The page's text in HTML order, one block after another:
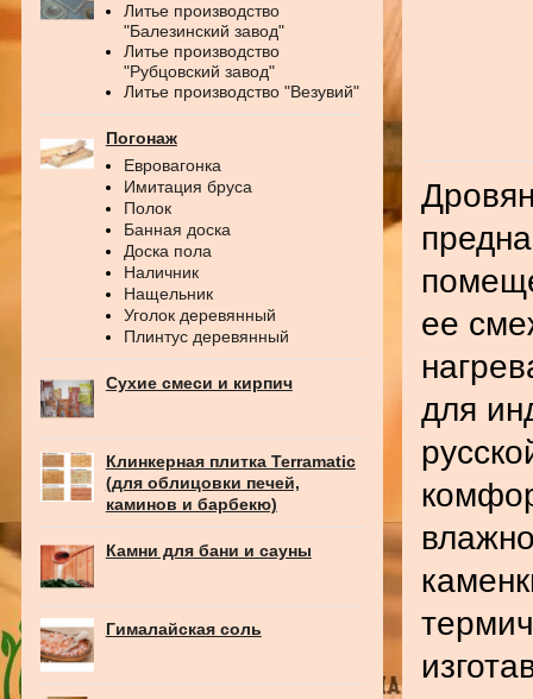
Литье производство
"Балезинский завод"
Литье производство
"Рубцовский завод"
Литье производство "Везувий"
Погонаж
Евровагонка
Имитация бруса
Полок
Банная доска
Доска пола
Наличник
Нащельник
Уголок деревянный
Плинтус деревянный
Сухие смеси и кирпич
Клинкерная плитка Terramatic
(для облицовки печей,
каминов и барбекю)
Камни для бани и сауны
Гималайская соль
ее
для